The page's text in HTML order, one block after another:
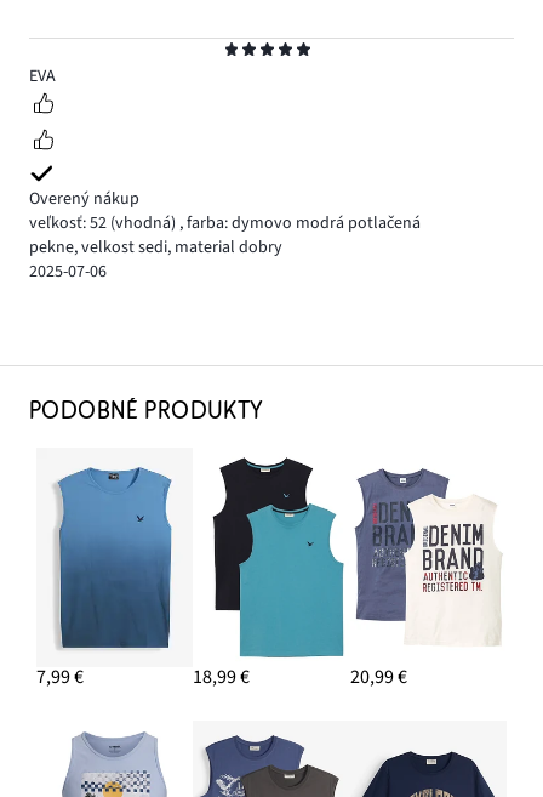
5
EVA
Overený nákup
veľkosť: 52 (vhodná) ,farba: dymovo modrá potlačená
pekne, velkost sedi, material dobry
2025-07-06
PODOBNÉ PRODUKTY
7,99 € 18,99 € 20,99 €